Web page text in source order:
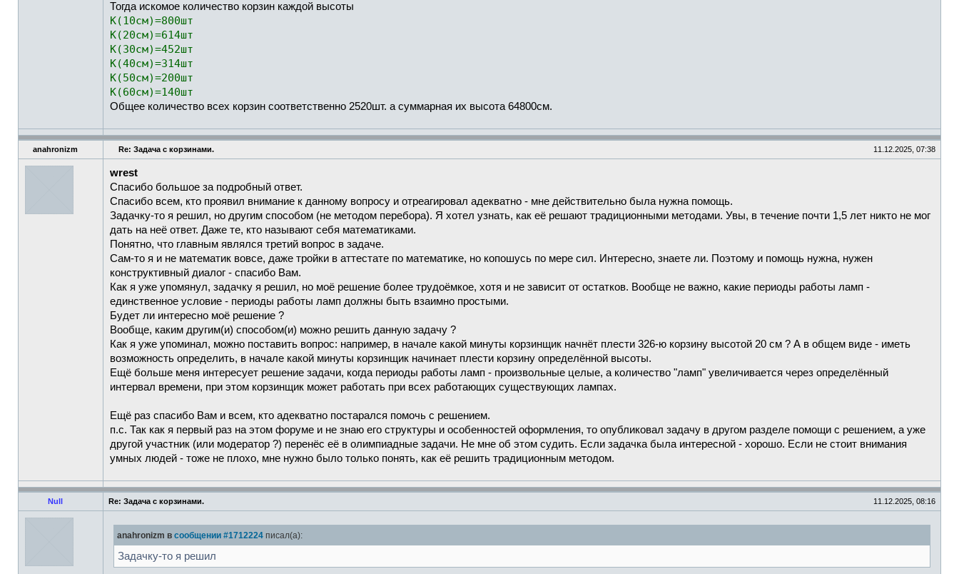
Тогда искомое количество корзин каждой высоты
K(10см)=800шт
K(20см)=614шт
K(30см)=452шт
K(40см)=314шт
K(50см)=200шт
K(60см)=140шт
Общее количество всех корзин соответственно 2520шт. а суммарная их высота 64800см.
anahronizm Re: Задача с корзинами. 11.12.2025, 07:38
wrest
Спасибо большое за подробный ответ.
Спасибо всем, кто проявил внимание к данному вопросу и отреагировал адекватно - мне действительно была нужна помощь.
Задачку-то я решил, но другим способом (не методом перебора). Я хотел узнать, как её решают традиционными методами. Увы, в течение почти 1,5 лет никто не мог
дать на неё ответ. Даже те, кто называют себя математиками.
Понятно, что главным являлся третий вопрос в задаче.
Сам-то я и не математик вовсе, даже тройки в аттестате по математике, но копошусь по мере сил. Интересно, знаете ли. Поэтому и помощь нужна, нужен
конструктивный диалог - спасибо Вам.
Как я уже упомянул, задачку я решил, но моё решение более трудоёмкое, хотя и не зависит от остатков. Вообще не важно, какие периоды работы ламп -
единственное условие - периоды работы ламп должны быть взаимно простыми.
Будет ли интересно моё решение ?
Вообще, каким другим(и) способом(и) можно решить данную задачу ?
Как я уже упоминал, можно поставить вопрос: например, в начале какой минуты корзинщик начнёт плести 326-ю корзину высотой 20 см ? А в общем виде - иметь
возможность определить, в начале какой минуты корзинщик начинает плести корзину определённой высоты.
Ещё больше меня интересует решение задачи, когда периоды работы ламп - произвольные целые, а количество "ламп" увеличивается через определённый
интервал времени, при этом корзинщик может работать при всех работающих существующих лампах.
Ещё раз спасибо Вам и всем, кто адекватно постарался помочь с решением.
п.с. Так как я первый раз на этом форуме и не знаю его структуры и особенностей оформления, то опубликовал задачу в другом разделе помощи с решением, а уже
другой участник (или модератор ?) перенёс её в олимпиадные задачи. Не мне об этом судить. Если задачка была интересной - хорошо. Если не стоит внимания
умных людей - тоже не плохо, мне нужно было только понять, как её решить традиционным методом.
Null Re: Задача с корзинами. 11.12.2025, 08:16
anahronizm в сообщении #1712224 писал(а):
Задачку-то я решил